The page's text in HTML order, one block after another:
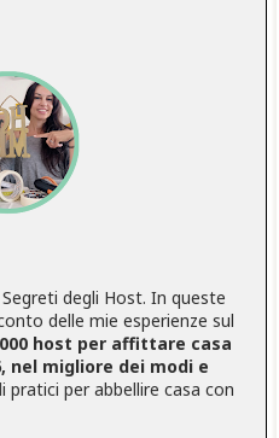
degli Host. In queste
delle mie esperienze sul
host per affittare casa
nel migliore dei modi e
pratici per abbellire casa con